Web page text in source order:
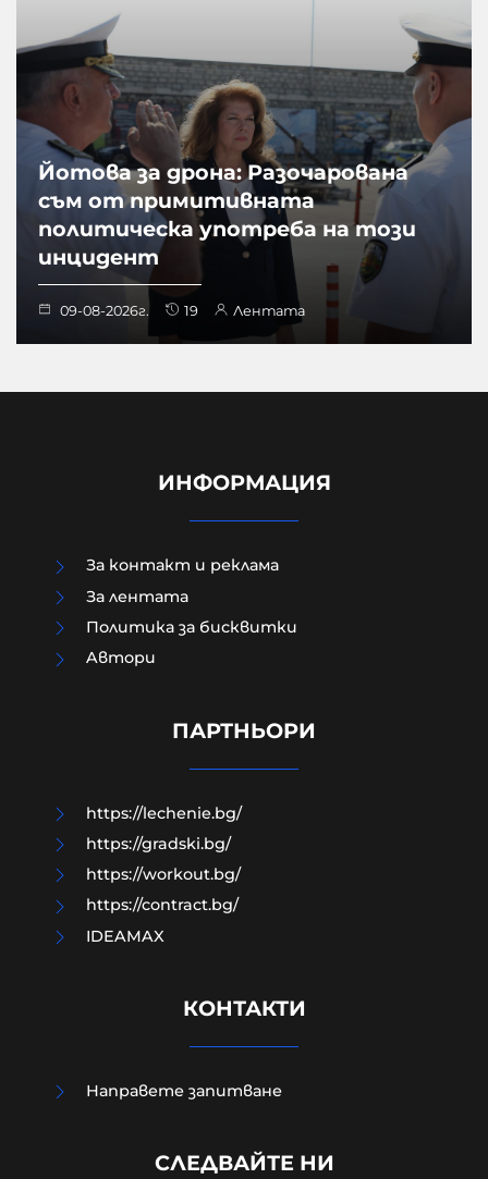
Йотова за дрона: Разочарована
съм от примитивната
политическа употреба на този
инцидент
09-08-2026г. 19 Лентата
"Сънди Таймс": Ударите на
окажат в полза на Путин
неолиберален фашизъм, а после и
ИНФОРМАЦИЯ
За контакт и реклама
За лентата
Политика за бисквитки
Aвтори
ПАРТНЬОРИ
https://lechenie.bg/
https://gradski.bg/
https://workout.bg/
https://contract.bg/
IDEAMAX
КОНТАКТИ
Направете запитване
СЛЕДВАЙТЕ НИ